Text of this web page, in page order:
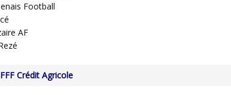
Football
AF
Crédit Agricole